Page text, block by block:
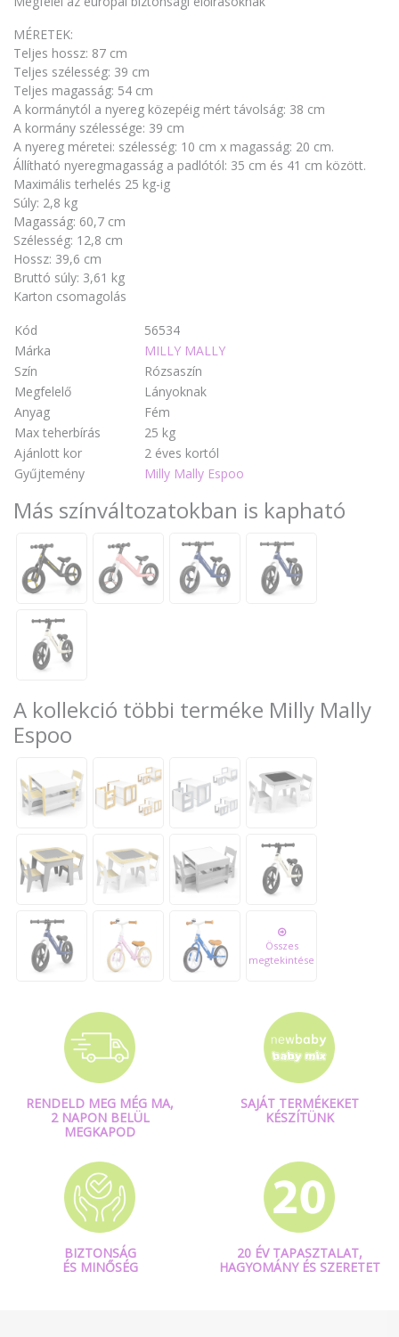
MÉRETEK:
Teljes hossz: 87 cm
Teljes szélesség: 39 cm
Teljes magasság: 54 cm
A kormánytól a nyereg közepéig mért távolság: 38 cm
A kormány szélessége: 39 cm
A nyereg méretei: szélesség: 10 cm x magasság: 20 cm.
Állítható nyeregmagasság a padlótól: 35 cm és 41 cm között.
Maximális terhelés 25 kg-ig
Súly: 2,8 kg
Magasság: 60,7 cm
Szélesség: 12,8 cm
Hossz: 39,6 cm
Bruttó súly: 3,61 kg
Karton csomagolás
Kód
56534
Márka
MILLY MALLY
Szín
Rózsaszín
Megfelelő
Lányoknak
Anyag
Fém
Max teherbírás
25 kg
Ajánlott kor
2 éves kortól
Gyűjtemény
Milly Mally Espoo
Más színváltozatokban is kapható
A kollekció többi terméke Milly Mally
Espoo
Összes
megtekintése
RENDELD MEG MÉG MA,
2 NAPON BELÜL
MEGKAPOD
SAJÁT TERMÉKEKET
KÉSZÍTÜNK
BIZTONSÁG
ÉS MINŐSÉG
20 ÉV TAPASZTALAT,
HAGYOMÁNY ÉS SZERETET